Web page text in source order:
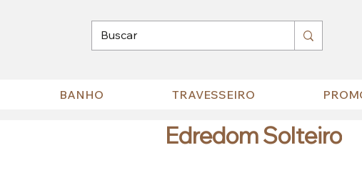
BANHO TRAVESSEIRO
Edredom Solteiro